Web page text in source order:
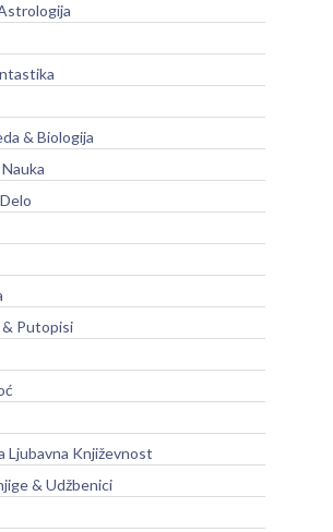
& Biologija
Putopisi
Ljubavna Književnost
& Udžbenici